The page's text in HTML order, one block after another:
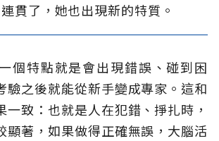
貫了，她也出現新的特質。
個特點就是會出現錯誤、碰到困
驗之後就能從新手變成專家。這和
一致：也就是人在犯錯、掙扎時，
顯著，如果做得正確無誤，大腦活